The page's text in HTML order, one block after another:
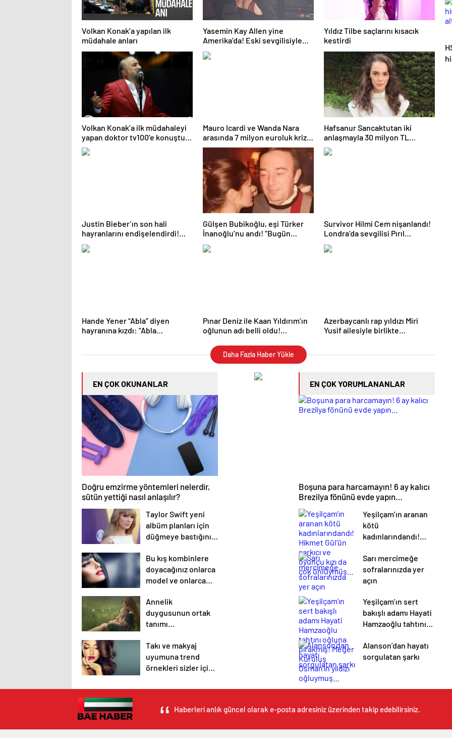
Volkan Konak’a yapılan ilk
müdahale anları
Yasemin Kay Allen yine
Amerika’da! Eski sevgilisiyle
buluştu
Yıldız Tilbe saçlarını kısacık
kestirdi
Volkan Konak’a ilk müdahaleyi
yapan doktor tv100’e konuştu:
Yaşam belirtisi yoktu
Mauro Icardi ve Wanda Nara
arasında 7 milyon euroluk kriz
yaşanıyor
Hafsanur Sancaktutan iki
anlaşmayla 30 milyon TL
kazandı
Justin Bieber’ın son hali
hayranlarını endişelendirdi!
Yorgun ve moralsiz
Gülşen Bubikoğlu, eşi Türker
İnanoğlu’nu andı! “Bugün
dualarımızı yolladık sevgiyle”
Survivor Hilmi Cem nişanlandı!
Londra’da sevgilisi Pırıl
Atasev’e evlilik teklifi etmişti
Hande Yener “Abla” diyen
hayranına kızdı: “Abla
Pınar Deniz ile Kaan Yıldırım’ın
oğlunun adı belli oldu!
Azerbaycanlı rap yıldızı Miri
Yusif ailesiyle birlikte
Daha Fazla Haber Yükle
EN ÇOK OKUNANLAR
Doğru emzirme yöntemleri nelerdir,
sütün yettiği nasıl anlaşılır?
Taylor Swift yeni
albüm planları için
düğmeye bastığını
duyurdu!
Bu kış kombinlere
doyacağınız onlarca
model ve onlarca
Annelik
duygusunun ortak
tanımı
başlık.
Takı ve makyaj
uyumuna trend
örnekleri sizler için
EN ÇOK YORUMLANANLAR
Boşuna para harcamayın! 6 ay kalıcı
Brezilya fönünü evde yapın…
Yeşilçam’ın aranan
kötü
kadınlarındandı!
şarkıcı ve oyuncu
kızı da çok
ünlüymüş…
Sarı mercimeğe
sofralarınızda yer
açın
Yeşilçam’ın sert
bakışlı adamı Hayati
Hamzaoğlu tahtını
Meğer Kuruluş
Osman’ın yıldızı
Alanson’dan hayatı
sorgulatan şarkı
Haberleri anlık güncel olarak e-posta adresiniz üzerinden takip edebilirsiniz.